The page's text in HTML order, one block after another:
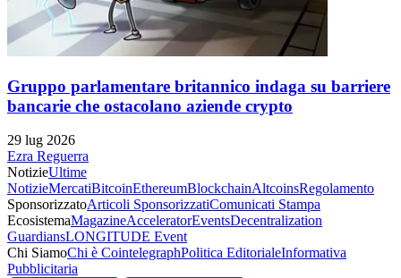
Gruppo parlamentare britannico indaga su barriere
bancarie che ostacolano aziende crypto
29 lug 2026
Ezra Reguerra
NotizieUltime
NotizieMercatiBitcoinEthereumBlockchainAltcoinsRegolamento
SponsorizzatoArticoli SponsorizzatiComunicati Stampa
EcosistemaMagazineAcceleratorEventsDecentralization
GuardiansLONGITUDE Event
Chi SiamoChi è CointelegraphPolitica EditorialeInformativa
Pubblicitaria